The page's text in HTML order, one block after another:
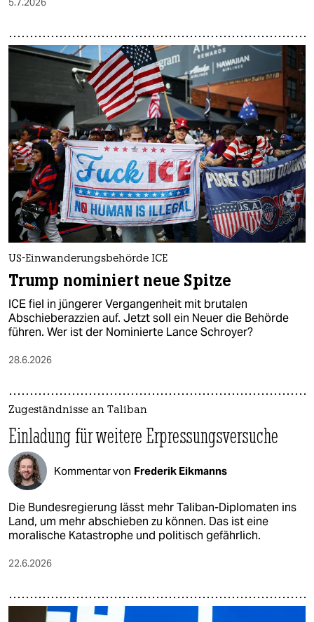
US-Einwanderungsbehörde ICE
Trump nominiert neue Spitze
ICE fiel in jüngerer Vergangenheit mit brutalen
Abschieberazzien auf. Jetzt soll ein Neuer die Behörde
führen. Wer ist der Nominierte Lance Schroyer?
28.6.2026
Zugeständnisse an Taliban
Einladung für weitere Erpressungsversuche
Kommentar von Frederik Eikmanns
Die Bundesregierung lässt mehr Taliban-Diplomaten ins
Land, um mehr abschieben zu können. Das ist eine
moralische Katastrophe und politisch gefährlich.
22.6.2026